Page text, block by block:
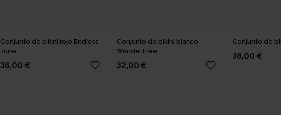
Conjunto de bikini rojo Endless
June
36,00 €
Conjunto de bikini blanco
Wander Free
32,00 €
Conjunto de
38,00 €